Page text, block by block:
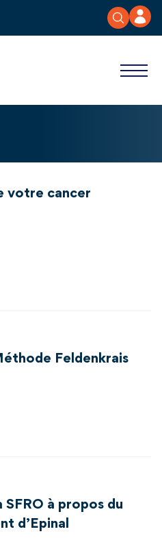
votre cancer
Feldenkrais
à propos du
d’Epinal